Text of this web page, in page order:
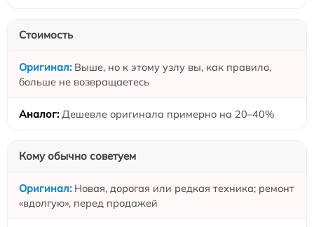
Стоимость
Выше, но к этому узлу вы, как правило,
больше не возвращаетесь
Дешевле оригинала примерно на 20–40%
Кому обычно советуем
Новая, дорогая или редкая техника; ремонт
«вдолгую», перед продажей